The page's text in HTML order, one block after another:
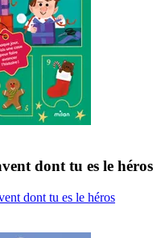
dont tu es le héros
dont tu es le héros